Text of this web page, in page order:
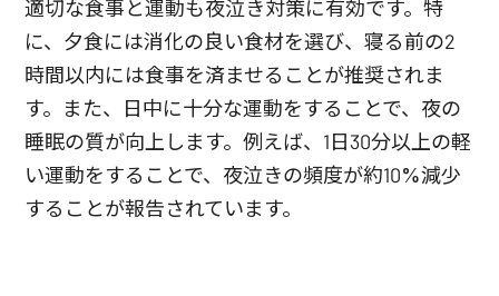
適切な食事と運動も夜泣き対策に有効です。特
に、夕食には消化の良い食材を選び、寝る前の2
時間以内には食事を済ませることが推奨されま
す。また、日中に十分な運動をすることで、夜の
睡眠の質が向上します。例えば、1日30分以上の軽
い運動をすることで、夜泣きの頻度が約10%減少
することが報告されています。